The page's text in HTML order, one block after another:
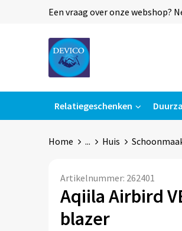
Een vraag over onze webshop?
Relatiegeschenken
Home ... Huis
Artikelnummer: 262401
Aqiila Airbird
blazer